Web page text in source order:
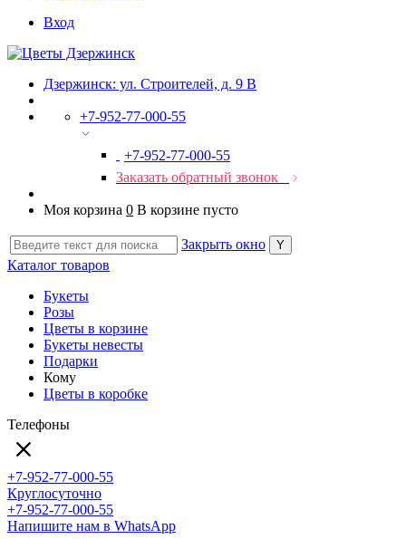
Вход
Дзержинск: ул. Строителей, д. 9 В
+7-952-77-000-55
+7-952-77-000-55
Заказать обратный звонок
Моя корзина 0 В корзине пусто
Закрыть окно
Каталог товаров
Букеты
Розы
Цветы в корзине
Букеты невесты
Подарки
Кому
Цветы в коробке
Телефоны
+7-952-77-000-55
Круглосуточно
+7-952-77-000-55
Напишите нам в WhatsApp